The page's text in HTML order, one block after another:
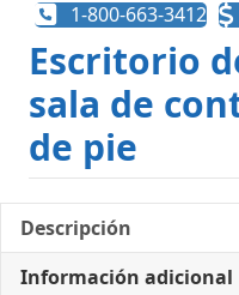
1-800-663-3412
Escritorio
sala de
de pie
Descripción
Información adicional